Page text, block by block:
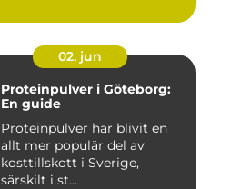
02. jun
Proteinpulver i Göteborg:
En guide
Proteinpulver har blivit en
allt mer populär del av
kosttillskott i Sverige,
särskilt i st...